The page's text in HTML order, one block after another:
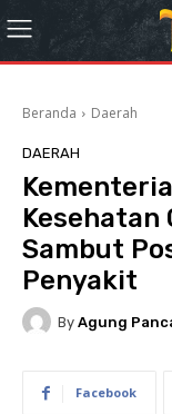
Beranda Daerah
DAERAH
Kesehatan
Sambut
Penyakit
By Agung
Facebook